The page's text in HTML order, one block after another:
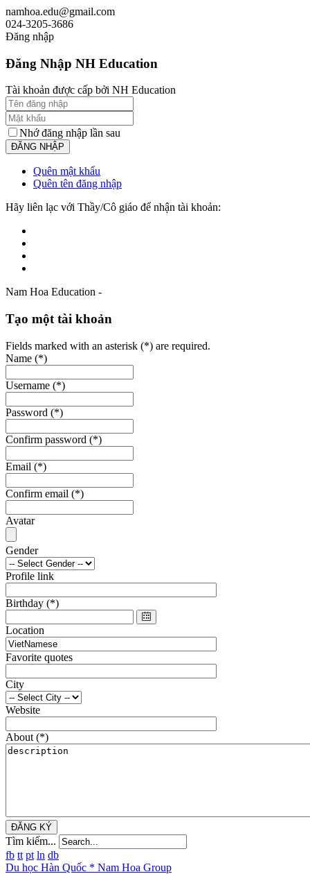
namhoa.edu@gmail.com
024-3205-3686
Đăng nhập
Đăng Nhập NH Education
Tài khoản được cấp bởi NH Education
Nhớ đăng nhập lần sau
Quên mật khẩu
Quên tên đăng nhập
Hãy liên lạc với Thầy/Cô giáo để nhận tài khoản:
Nam Hoa Education -
Tạo một tài khoản
Fields marked with an asterisk (*) are required.
Name (*)
Username (*)
Password (*)
Confirm password (*)
Email (*)
Confirm email (*)
Avatar
Gender
Profile link
Birthday (*)
Location
Favorite quotes
City
Website
About (*)
ĐĂNG KÝ
Tìm kiếm...
fb tt pt ln db
Du học Hàn Quốc * Nam Hoa Group